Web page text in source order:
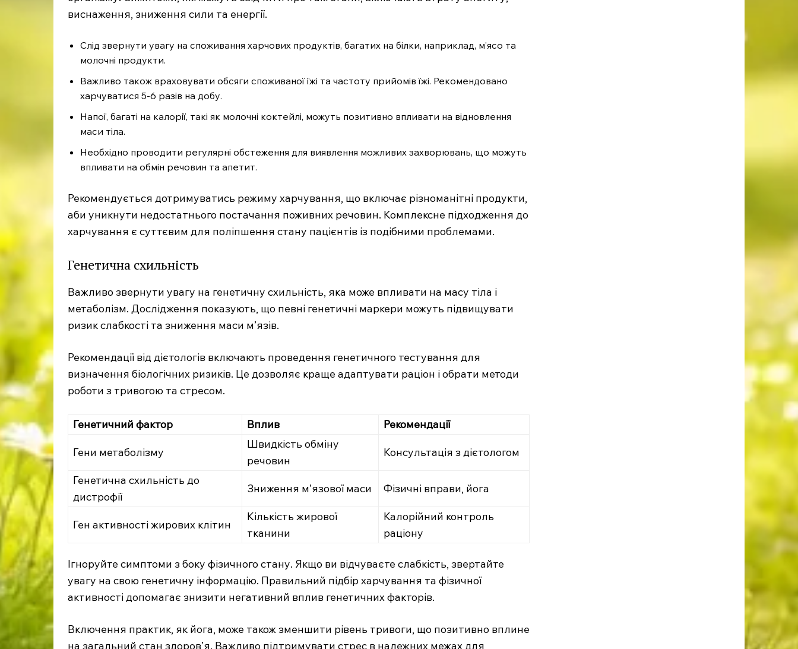
виснаження, зниження сили та енергії.
Слід звернути увагу на споживання харчових продуктів, багатих на білки, наприклад, м’ясо та
молочні продукти.
Важливо також враховувати обсяги споживаної їжі та частоту прийомів їжі. Рекомендовано
харчуватися 5-6 разів на добу.
Напої, багаті на калорії, такі як молочні коктейлі, можуть позитивно впливати на відновлення
маси тіла.
Необхідно проводити регулярні обстеження для виявлення можливих захворювань, що можуть
впливати на обмін речовин та апетит.
Рекомендується дотримуватись режиму харчування, що включає різноманітні продукти,
аби уникнути недостатнього постачання поживних речовин. Комплексне підходження до
харчування є суттєвим для поліпшення стану пацієнтів із подібними проблемами.
Генетична схильність
Важливо звернути увагу на генетичну схильність, яка може впливати на масу тіла і
метаболізм. Дослідження показують, що певні генетичні маркери можуть підвищувати
ризик слабкості та зниження маси м’язів.
Рекомендації від дієтологів включають проведення генетичного тестування для
визначення біологічних ризиків. Це дозволяє краще адаптувати раціон і обрати методи
роботи з тривогою та стресом.
Генетичний фактор Вплив Рекомендації
Гени метаболізму
Швидкість обміну
речовин
Консультація з дієтологом
Генетична схильність до
дистрофії
Зниження м’язової маси Фізичні вправи, йога
Ген активності жирових клітин
Кількість жирової
тканини
Калорійний контроль
раціону
Ігноруйте симптоми з боку фізичного стану. Якщо ви відчуваєте слабкість, звертайте
увагу на свою генетичну інформацію. Правильний підбір харчування та фізичної
активності допомагає знизити негативний вплив генетичних факторів.
Включення практик, як йога, може також зменшити рівень тривоги, що позитивно вплине
на загальний стан здоров’я. Важливо підтримувати стрес в належних межах для